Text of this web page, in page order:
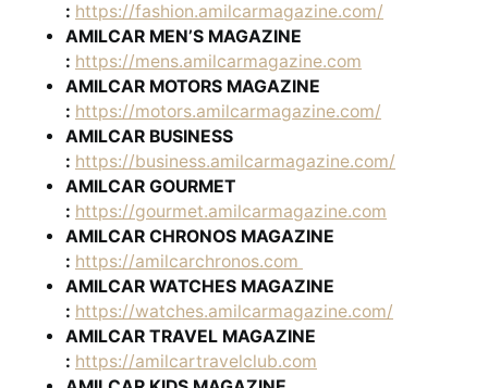
: https://fashion.amilcarmagazine.com/
AMILCAR MEN’S MAGAZINE
: https://mens.amilcarmagazine.com
AMILCAR MOTORS MAGAZINE
: https://motors.amilcarmagazine.com/
AMILCAR BUSINESS
: https://business.amilcarmagazine.com/
AMILCAR GOURMET
: https://gourmet.amilcarmagazine.com
AMILCAR CHRONOS MAGAZINE
: https://amilcarchronos.com
AMILCAR WATCHES MAGAZINE
: https://watches.amilcarmagazine.com/
AMILCAR TRAVEL MAGAZINE
: https://amilcartravelclub.com